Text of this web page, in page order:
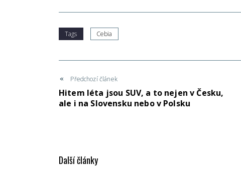
Tags Cebia
Předchozí článek
Hitem léta jsou SUV, a to nejen v Česku,
ale i na Slovensku nebo v Polsku
Další články